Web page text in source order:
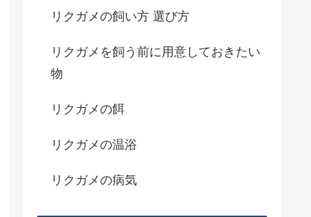
リクガメの飼い方 選び方
リクガメを飼う前に用意しておきたい
物
リクガメの餌
リクガメの温浴
リクガメの病気